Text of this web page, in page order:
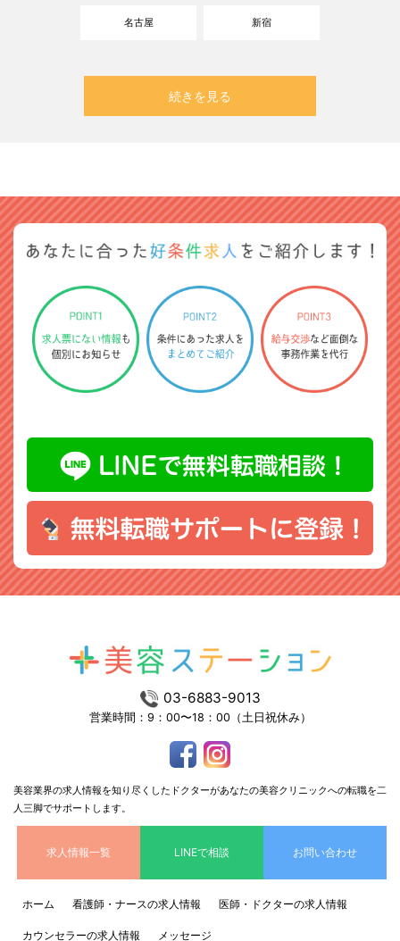
名古屋 新宿
続きを見る
03-6883-9013
営業時間：9：00〜18：00（土日祝休み）
美容業界の求人情報を知り尽くしたドクターがあなたの美容クリニックへの転職を二
人三脚でサポートします。
求人情報一覧 LINEで相談 お問い合わせ
ホーム 看護師・ナースの求人情報 医師・ドクターの求人情報
カウンセラーの求人情報 メッセージ